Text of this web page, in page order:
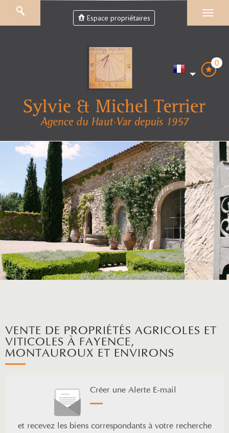
Espace propriétaires
0
VENTE DE PROPRIÉTÉS AGRICOLES ET
VITICOLES À FAYENCE,
MONTAUROUX ET ENVIRONS
Créer une Alerte E-mail
et recevez les biens correspondants à votre recherche